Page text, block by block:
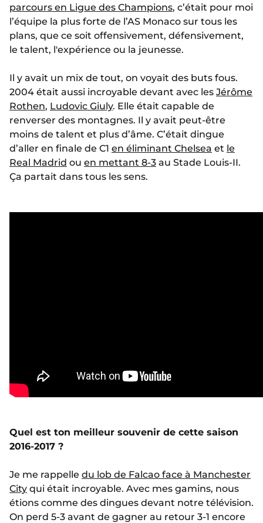
parcours en Ligue des Champions, c’était pour moi
l’équipe la plus forte de l’AS Monaco sur tous les
plans, que ce soit offensivement, défensivement,
le talent, l'expérience ou la jeunesse.
Il y avait un mix de tout, on voyait des buts fous.
2004 était aussi incroyable devant avec les Jérôme
Rothen, Ludovic Giuly. Elle était capable de
renverser des montagnes. Il y avait peut-être
moins de talent et plus d’âme. C’était dingue
d’aller en finale de C1 en éliminant Chelsea et le
Real Madrid ou en mettant 8-3 au Stade Louis-II.
Ça partait dans tous les sens.
Quel est ton meilleur souvenir de cette saison
2016-2017 ?
Je me rappelle du lob de Falcao face à Manchester
City qui était incroyable. Avec mes gamins, nous
étions comme des dingues devant notre télévision.
On perd 5-3 avant de gagner au retour 3-1 encore